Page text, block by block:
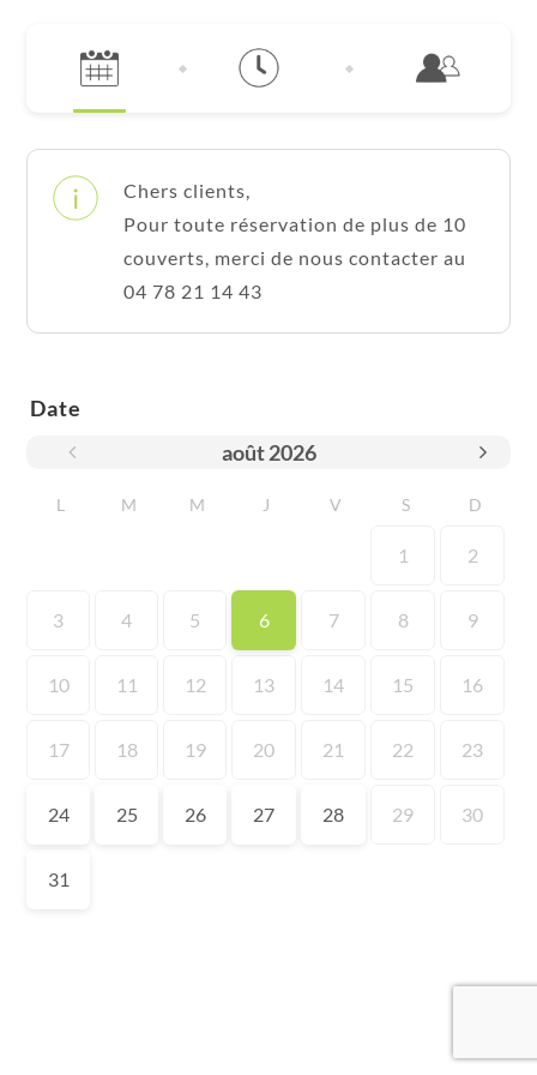
Chers clients,
Pour toute réservation de plus de 10
couverts, merci de nous contacter au
04 78 21 14 43
Date
août 2026
L M M J V S D
1 2
3 4 5 6 7 8 9
10 11 12 13 14 15 16
17 18 19 20 21 22 23
24 25 26 27 28 29 30
31